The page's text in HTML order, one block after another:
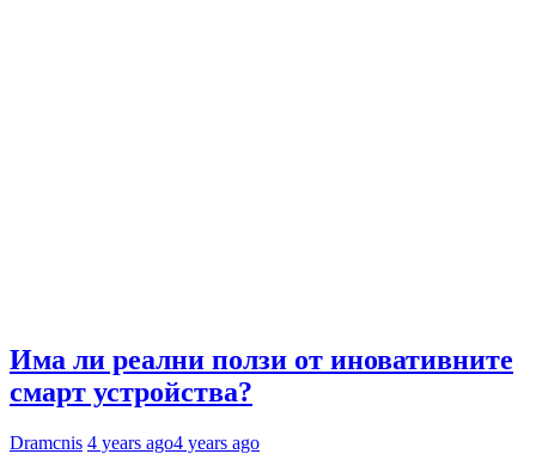
Има ли реални ползи от иновативните
смарт устройства?
Dramcnis 4 years ago4 years ago